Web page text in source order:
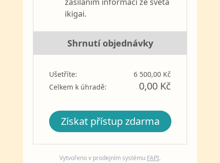
ikigai.
Shrnutí objednávky
Ušetříte:
6 500,00 Kč
Celkem k úhradě:
0,00 Kč
Získat přístup zdarma
Vytvořeno v prodejním systému FAPI.